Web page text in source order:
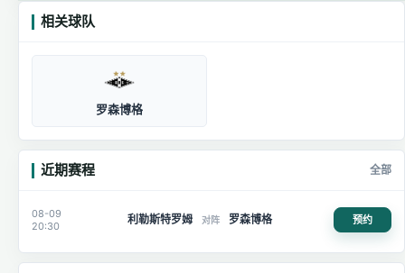
相关球队
罗森博格
近期赛程 全部
08-09
20:30
利勒斯特罗姆 对阵 罗森博格 预约